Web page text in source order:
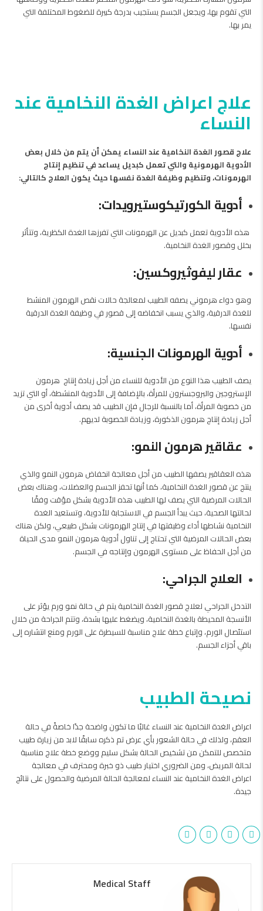
التي تقوم بها، ويجعل الجسم يستجيب بدرجة كبيرة للضغوط المختلفة التي
يمر بها.
علاج اعراض الغدة النخامية عند
النساء
علاج قصور الغدة النخامية عند النساء يمكن أن يتم من خلال بعض
الأدوية الهرمونية والتي تعمل كبديل يساعد في تنظيم إنتاج
الهرمونات، وتنظيم وظيفة الغدة نفسها حيث يكون العلاج كالتالي:
أدوية الكورتيكوستيرويدات:
هذه الأدوية تعمل كبديل عن الهرمونات التي تفرزها الغدة الكظرية، وتتأثر
بخلل وقصور الغدة النخامية.
عقار ليفوثيروكسين:
وهو دواء هرموني يصفه الطبيب لمعالجة حالات نقص الهرمون المنشط
للغدة الدرقية، والذي يسبب انخفاضه إلى قصور في وظيفة الغدة الدرقية
نفسها.
أدوية الهرمونات الجنسية:
يصف الطبيب هذا النوع من الأدوية للنساء من أجل زيادة إنتاج هرمون
الإستروجين والبروجسترون للمرأة، بالإضافة إلى الأدوية المنشطة، أو التي تزيد
من خصوبة المرأة، أما بالنسبة للرجال فإن الطبيب قد يصف أدوية أخرى من
أجل زيادة إنتاج هرمون الذكورة، وزيادة الخصوبة لديهم.
عقاقير هرمون النمو:
هذه العقاقير يصفها الطبيب من أجل معالجة انخفاض هرمون النمو والذي
ينتج عن قصور الغدة النخامية، كما أنها تحفز الجسم والعضلات، وهناك بعض
الحالات المرضية التي يصف لها الطبيب هذه الأدوية بشكل مؤقت وفقًا
لحالتها الصحية، حيث يبدأ الجسم في الاستجابة للأدوية، وتستعيد الغدة
النخامية نشاطها أداء وظيفتها في إنتاج الهرمونات بشكل طبيعي، ولكن هناك
بعض الحالات المرضية التي تحتاج إلى تناول أدوية هرمون النمو مدى الحياة
من أجل الحفاظ على مستوى الهرمون وإنتاجه في الجسم.
العلاج الجراحي:
التدخل الجراحي لعلاج قصور الغدة النخامية يتم في حالة نمو ورم يؤثر على
الأنسجة المحيطة بالغدة النخامية، ويضغط عليها بشدة، وتتم الجراحة من خلال
استئصال الورم، وإتباع خطة علاج مناسبة للسيطرة على الورم ومنع انتشاره إلى
باقي أجزاء الجسم.
نصيحة الطبيب
اعراض الغدة النخامية عند النساء غالبًا ما تكون واضحة جدًا خاصةً في حالة
العقم، ولذلك في حالة الشعور بأي عرض تم ذكره سابقًا لابد من زيارة طبيب
متخصص للتمكن من تشخيص الحالة بشكل سليم ووضع خطة علاج مناسبة
لحالة المريض، ومن الضروري اختيار طبيب ذو خبرة ومحترف في معالجة
اعراض الغدة النخامية عند النساء لمعالجة الحالة المرضية والحصول على نتائج
جيدة.
Medical Staff